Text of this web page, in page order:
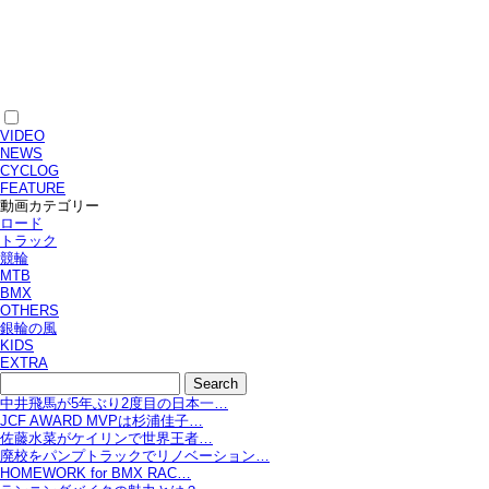
VIDEO
NEWS
CYCLOG
FEATURE
動画カテゴリー
ロード
トラック
競輪
MTB
BMX
OTHERS
銀輪の風
KIDS
EXTRA
中井飛馬が5年ぶり2度目の日本一…
JCF AWARD MVPは杉浦佳子…
佐藤水菜がケイリンで世界王者…
廃校をパンプトラックでリノベーション…
HOMEWORK for BMX RAC…